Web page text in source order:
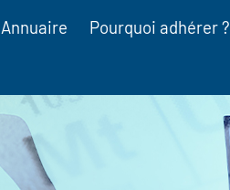
Annuaire Pourquoi adhérer ?